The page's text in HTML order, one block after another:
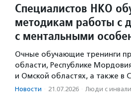
Специалистов НКО
методикам работы с
с ментальными
Очные обучающие тренинги
области, Республике
и Омской областях, а также в
Новости · 21.07.2026 · Люди с